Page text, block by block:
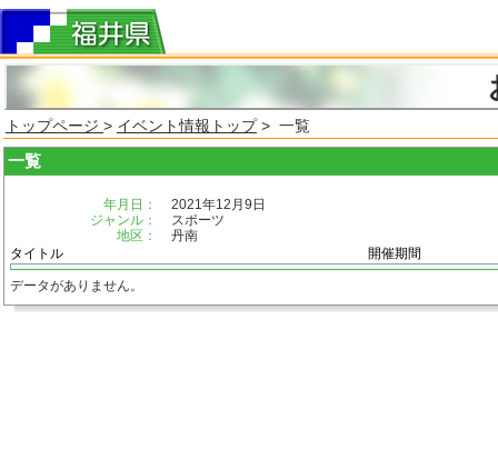
トップページ > イベント情報トップ> 一覧
一覧
年月日：
2021年12月9日
ジャンル：
スポーツ
地区：
丹南
タイトル
開催期間
データがありません。